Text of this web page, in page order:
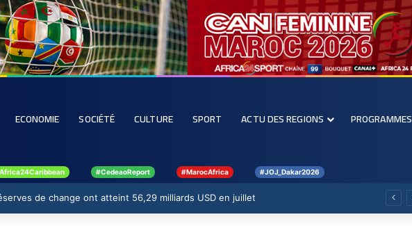
ECONOMIE SOCIÉTÉ CULTURE SPORT ACTU DES REGIONS PROGRAMMES
#CedeaoReport #MarocAfrica #JOJ_Dakar2026
de change ont atteint 56,29 milliards USD en juillet